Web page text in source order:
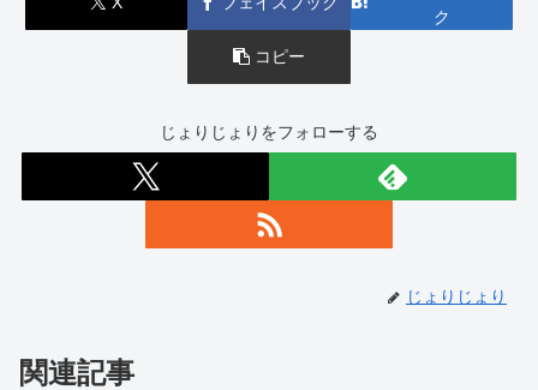
ク
コピー
じょりじょりをフォローする
じょりじょり
関連記事